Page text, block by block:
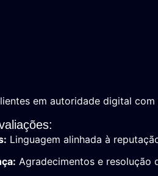
em autoridade digital
Linguagem alinhada à
Agradecimentos e resolução